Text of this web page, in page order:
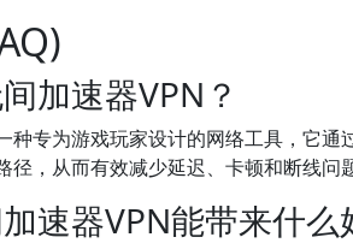
加速器VPN？
种专为游戏玩家设计的网络工具，它
，从而有效减少延迟、卡顿和断线问题
速器VPN能带来什么